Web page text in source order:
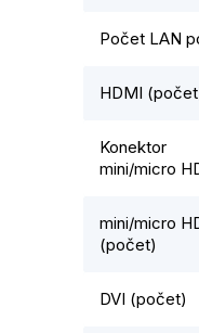
Počet LAN
HDMI
Konektor
mini/micro
mini/micro
(počet)
DVI (počet)